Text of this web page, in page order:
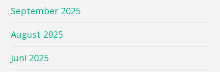
September 2025
August 2025
Juni 2025